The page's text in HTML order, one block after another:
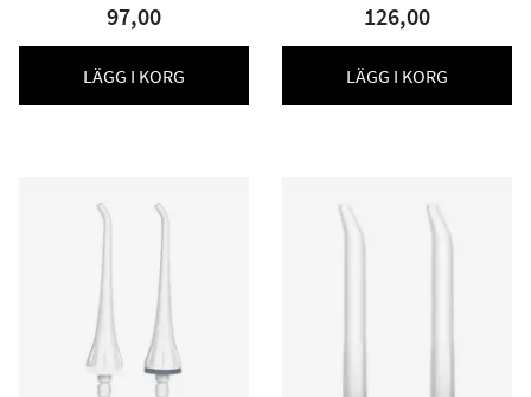
97,00
LÄGG I KORG
126,00
LÄGG I KORG